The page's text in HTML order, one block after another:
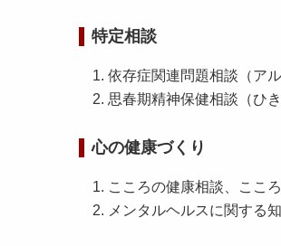
特定相談
依存症関連問題相談（ア
思春期精神保健相談（ひ
心の健康づくり
こころの健康相談、ここ
メンタルヘルスに関する